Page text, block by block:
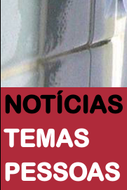
NOTÍCIAS
TEMAS
PESSOAS